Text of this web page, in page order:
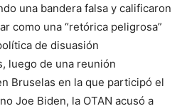
una bandera falsa y calificaron
como una “retórica peligrosa”
de disuasión
luego de una reunión
Bruselas en la que participó el
Joe Biden, la OTAN acusó a